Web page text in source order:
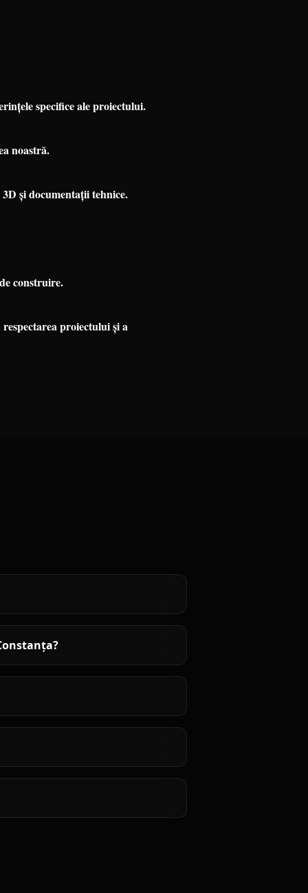
specifice ale proiectului.
noastră.
și documentații tehnice.
construire.
proiectului și a